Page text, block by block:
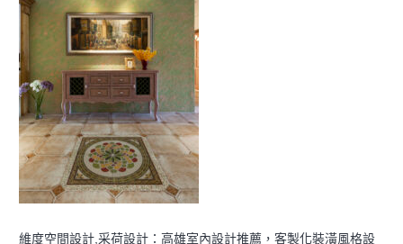
維度空間設計,采荷設計：高雄室內設計推薦，客製化裝潢風格設